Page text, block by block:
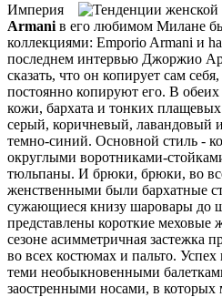
Империя
Armani в его любимом Милане
коллекциями: Emporio Armani и
последнем интервью Джоржио
сказать, что он копирует сам
постоянно копируют его. В
кожи, бархата и тонких
серый, коричневый, лавандовый
темно-синий. Основной стиль -
округлыми воротниками-
тюльпаны. И брюки, брюки, во
женственными были бархатные
сужающиеся книзу шаровары до
представлены короткие меховые
сезоне асимметричная застежка
во всех костюмах и пальто.
теми необыкновенными
заостренными носами, в